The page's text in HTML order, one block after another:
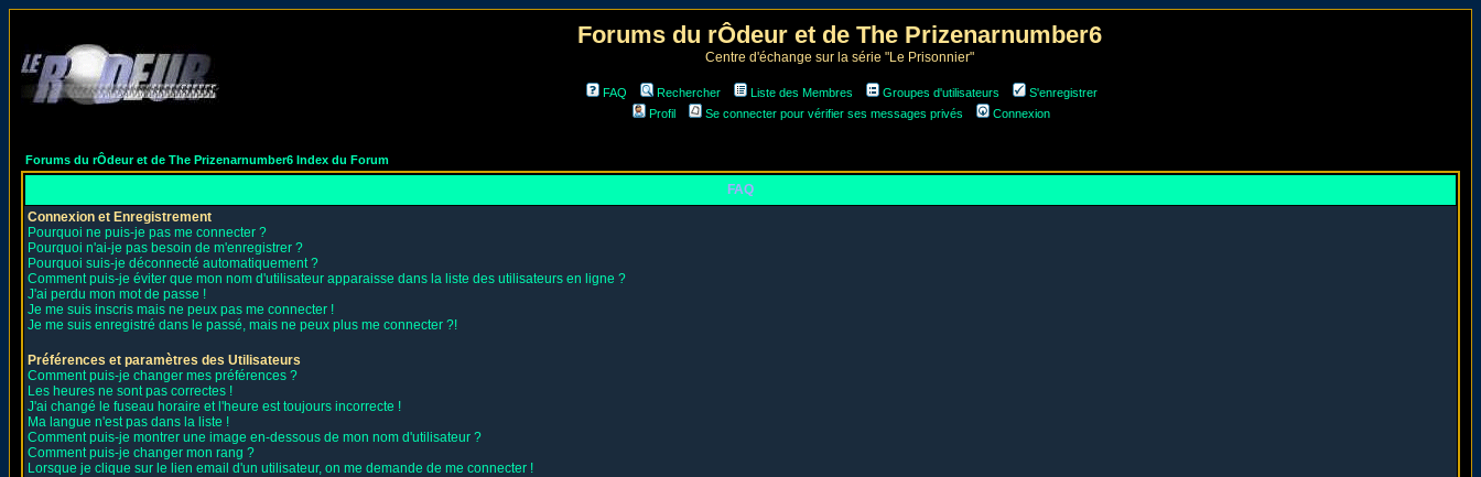
Forums du rÔdeur et de The Prizenarnumber6
Centre d'échange sur la série "Le Prisonnier"
FAQ Rechercher Liste des Membres Groupes d'utilisateurs
S'enregistrer
Profil
Se connecter pour vérifier ses messages privés Connexion
Forums du rÔdeur et de The Prizenarnumber6 Index du Forum
FAQ
Connexion et Enregistrement
Pourquoi ne puis-je pas me connecter ?
Pourquoi n'ai-je pas besoin de m'enregistrer ?
Pourquoi suis-je déconnecté automatiquement ?
Comment puis-je éviter que mon nom d'utilisateur apparaisse dans la liste des utilisateurs en ligne ?
J'ai perdu mon mot de passe !
Je me suis inscris mais ne peux pas me connecter !
Je me suis enregistré dans le passé, mais ne peux plus me connecter ?!
Préférences et paramètres des Utilisateurs
Comment puis-je changer mes préférences ?
Les heures ne sont pas correctes !
J'ai changé le fuseau horaire et l'heure est toujours incorrecte !
Ma langue n'est pas dans la liste !
Comment puis-je montrer une image en-dessous de mon nom d'utilisateur ?
Comment puis-je changer mon rang ?
Lorsque je clique sur le lien email d'un utilisateur, on me demande de me connecter !